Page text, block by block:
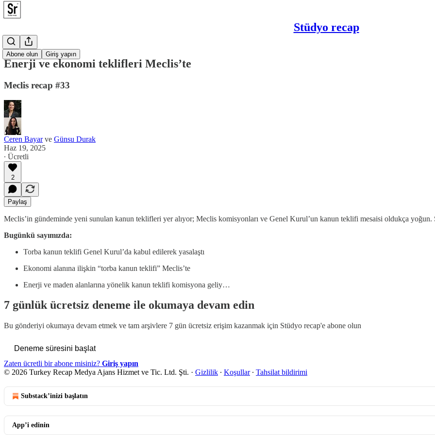
Stüdyo recap
Abone olun Giriş yapın
Meclis
Enerji ve ekonomi teklifleri Meclis’te
Meclis recap #33
Ceren Bayarve Günsu Durak
Haz 19, 2025
∙ Ücretli
2
Paylaş
Meclis’in gündeminde yeni sunulan kanun teklifleri yer alıyor; Meclis komisyonları ve Genel Kurul’un kanun teklifi mesaisi oldukça
Bugünkü sayımızda:
Torba kanun teklifi Genel Kurul’da kabul edilerek yasalaştı
Ekonomi alanına ilişkin “torba kanun teklifi” Meclis’te
Enerji ve maden alanlarına yönelik kanun teklifi komisyona geliy…
7 günlük ücretsiz deneme ile okumaya devam edin
Bu gönderiyi okumaya devam etmek ve tam arşivlere 7 gün ücretsiz erişim kazanmak için Stüdyo recap'e abone olun
Deneme süresini başlat
Zaten ücretli bir abone misiniz? Giriş yapın
© 2026 Turkey Recap Medya Ajans Hizmet ve Tic. Ltd. Şti. · Gizlilik ∙ Koşullar∙ Tahsilat bildirimi
Substack’inizi başlatın
App’i edinin